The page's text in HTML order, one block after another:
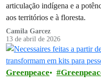
articulação indígena e a
aos territórios e à floresta.
Camila Garcez
13 de abril de 2026
Greenpeace